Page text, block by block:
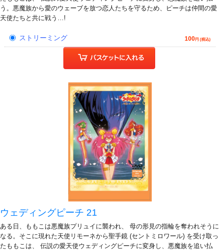
う。悪魔族から愛のウェーブを放つ恋人たちを守るため、ピーチは仲間の愛
天使たちと共に戦う…!
ストリーミング 100円 (税込)
ウェディングピーチ 21
ある日、ももこは悪魔族プリュイに襲われ、 母の形見の指輪を奪われそうに
なる。そこに現れた天使リモーネから聖手鏡 (セントミロワール) を受け取っ
たももこは、 伝説の愛天使ウェディングピーチに変身し、悪魔族を追い払